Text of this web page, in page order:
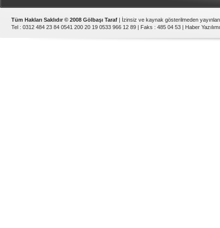
Tüm Hakları Saklıdır © 2008 Gölbaşı Taraf | İzinsiz ve kaynak gösterilmeden
Tel : 0312 484 23 84 0541 200 20 19 0533 966 12 89 | Faks : 485 04 53 | Haber Yazılımı